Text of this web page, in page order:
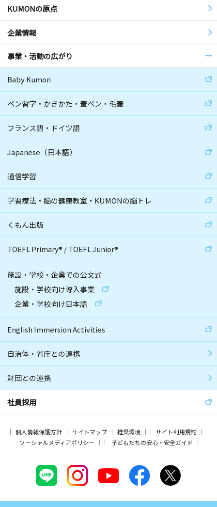
KUMONの原点
企業情報
事業・活動の広がり
Baby Kumon
ペン習字・かきかた・筆ペン・毛筆
フランス語・ドイツ語
Japanese（日本語）
通信学習
学習療法・脳の健康教室・KUMONの脳トレ
くもん出版
TOEFL Primary® /TOEFL Junior®
施設・学校・企業での公文式
施設・学校向け導入事業
企業・学校向け日本語
English Immersion Activities
自治体・省庁との連携
財団との連携
社員採用
個人情報保護方針 サイトマップ 推奨環境
サイト利用規約
ソーシャルメディアポリシー
子どもたちの安心・安全ガイド